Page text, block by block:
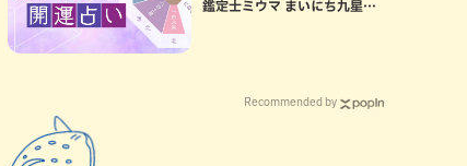
鑑定士ミウマ まいにち九星気
Recommended by